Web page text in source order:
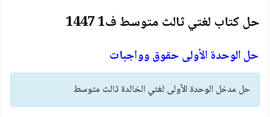
حل كتاب لغتي ثالث متوسط ف1 1447
حل الوحدة الأولى حقوق وواجبات
حل مدخل الوحدة الأولى لغتي الخالدة ثالث متوسط